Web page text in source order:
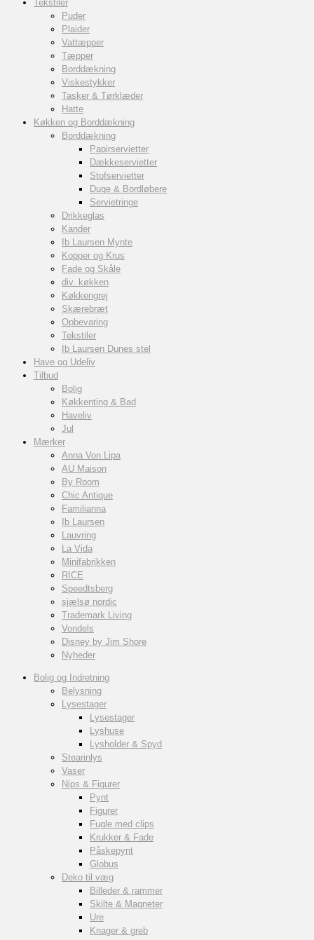
Tekstiler
Puder
Plaider
Vattæpper
Tæpper
Borddækning
Viskestykker
Tasker & Tørklæder
Hatte
Køkken og Borddækning
Borddækning
Papirservietter
Dækkeservietter
Stofservietter
Duge & Bordløbere
Servietringe
Drikkeglas
Kander
Ib Laursen Mynte
Kopper og Krus
Fade og Skåle
div. køkken
Køkkengrej
Skærebræt
Opbevaring
Tekstiler
Ib Laursen Dunes stel
Have og Udeliv
Tilbud
Bolig
Køkkenting & Bad
Haveliv
Jul
Mærker
Anna Von Lipa
AU Maison
By Room
Chic Antique
Familianna
Ib Laursen
Lauvring
La Vida
Minifabrikken
RICE
Speedtsberg
sjælsø nordic
Trademark Living
Vondels
Disney by Jim Shore
Nyheder
Bolig og Indretning
Belysning
Lysestager
Lysestager
Lyshuse
Lysholder & Spyd
Stearinlys
Vaser
Nips & Figurer
Pynt
Figurer
Fugle med clips
Krukker & Fade
Påskepynt
Globus
Deko til væg
Billeder & rammer
Skilte & Magneter
Ure
Knager & greb